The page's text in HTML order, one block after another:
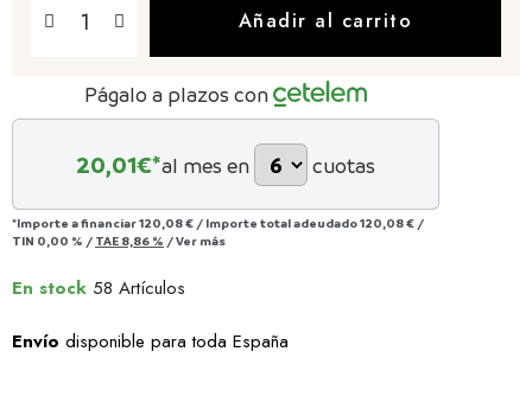
Añadir al carrito
Págalo a plazos con
20,01€*al mes en cuotas
*Importe a financiar120,08 € / Importe total adeudado120,08 € /
TIN 0,00 % / TAE 8,86 % /Ver más
En stock 58 Artículos
Envío disponible para toda España